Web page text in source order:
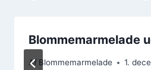
Blommemarmelade
Af Blommemarmelade 1.